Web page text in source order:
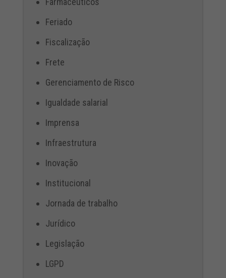
Feriado
Fiscalização
Frete
Gerenciamento de Risco
Igualdade salarial
Imprensa
Infraestrutura
Inovação
Institucional
Jornada de trabalho
Jurídico
Legislação
LGPD